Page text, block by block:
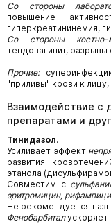
Со стороны
повышение
гиперкреатининемия,
Со стороны
тендовагинит, разрывы
Прочие:
"приливы" крови к
Взаимодействие с
препаратами и
Тинидазол.
Усиливает эффект
развития
этанола
Совместим с
эритромицин,
Не рекомендуется
Фенобарбиталускоряет